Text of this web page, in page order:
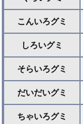
こんいろグミ
しろいグミ
そらいろグミ
だいだいグミ
ちゃいろグミ